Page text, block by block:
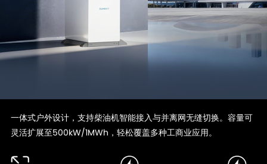
一体式户外设计，支持柴油机智能接入与并离网无缝切换。容量可
灵活扩展至500kW/1MWh，轻松覆盖多种工商业应用。